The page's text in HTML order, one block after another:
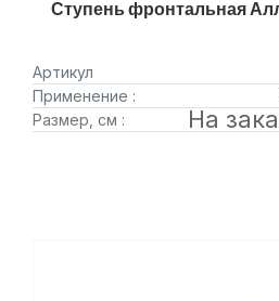
Ступень фронтальная
Артикул
Применение :
Размер, см :
На